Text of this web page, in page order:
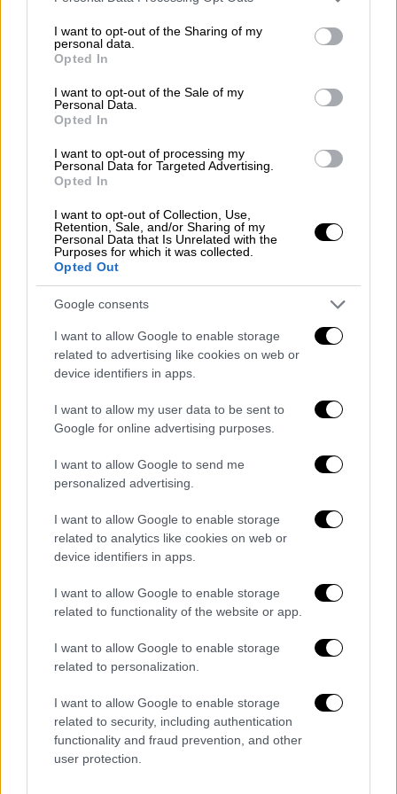
not limited to your visit or usage behaviour. You may click to
grant or deny consent to Google and its third-party tags to
use your data for below specified purposes in below Google
consent section.
I want to opt-out of the Sharing of my
personal data.
Opted In
I want to opt-out of the Sale of my
Personal Data.
Opted In
I want to opt-out of processing my
Personal Data for Targeted Advertising.
Opted In
I want to opt-out of Collection, Use,
Retention, Sale, and/or Sharing of my
Personal Data that Is Unrelated with the
Purposes for which it was collected.
Opted Out
Google consents
I want to allow Google to enable storage
related to advertising like cookies on web or
device identifiers in apps.
I want to allow my user data to be sent to
Google for online advertising purposes.
I want to allow Google to send me
personalized advertising.
I want to allow Google to enable storage
related to analytics like cookies on web or
device identifiers in apps.
I want to allow Google to enable storage
related to functionality of the website or app.
I want to allow Google to enable storage
related to personalization.
I want to allow Google to enable storage
related to security, including authentication
functionality and fraud prevention, and other
user protection.
εκλογές στοχεύονταιαπό εκστρατεία
κακόβουλης επιρροής. Δεν πρόκειται για
τυχαία παρενόχληση. Είναι μια συνεκτική και
κλιμακούμενη εκστρατεία για να ανησυχήσει
τους πολίτες μας, να δοκιμάσει την
αποφασιστικότητά μας, να διχάσει την
Ένωσή μας καινα αποδυναμώσει τη στήριξή
ονομάσουμε με το όνομά του. Αυτός είναι
υβριδικός πόλεμος» δήλωσε η φον ντερ
Λάιεν.
Η Πρόεδρος της Ευρωπαϊκής Επιτροπής δεν
κατέστησε τη Ρωσία υπεύθυνη για όλα τα
περιστατικά, ωστόσο τόνισε ότι είναι σαφές
πως ο στόχος της Ρωσίας είναι να «
διχόνοια» στην Ευρώπη. Τα σχόλια της φον
ντερ Λάιεν έρχονται την ώρα που πολλοί
ευρωπαίοι αξιωματούχοι έχουν ήδη
αποδώσει μερικά από τα πρόσφατα
Όπως τόνισε η φον ντερ Λαίεν, «Η
αντιμετώπιση του υβριδικού πολέμου
Ρωσίας δεν αφορά μόνο την παραδοσιακή
άμυνα», και στη συνέχεια πρόσθεσε «Αυτό
Μπορούμε είτε να αποφύγουμε και να
παρακολουθήσουμε την κλιμάκωση των
ρωσικών απειλών, είτε να τις
αντιμετωπίσουμε με ενότητα, αποτροπή και
αποφασιστικότητα.»